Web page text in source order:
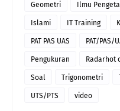
Geometri Ilmu
Islami IT Training
PAT PAS UAS PAT/PAS/
Pengukuran Radarhot
Soal Trigonometri
UTS/PTS video